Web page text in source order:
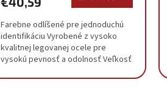
Farebne odlíšené pre jednoduchú
identifikáciu Vyrobené z vysoko
kvalitnej legovanej ocele pre
vysokú pevnosť a odolnosť Veľkosť